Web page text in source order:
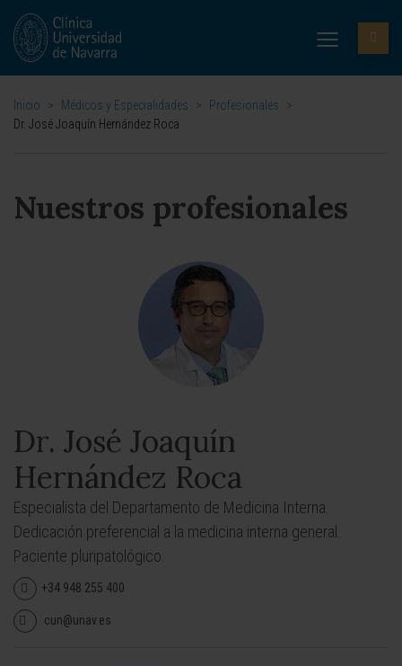
Inicio > Médicos y Especialidades > Profesionales
>
Dr. José Joaquín Hernández Roca
Nuestros profesionales
Dr. José Joaquín
Hernández Roca
Especialista del Departamento de Medicina Interna.
Dedicación preferencial a la medicina interna general.
Paciente pluripatológico.
+34 948 255 400
cun@unav.es